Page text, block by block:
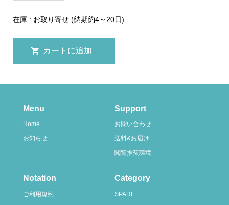
在庫 : お取り寄せ (納期約4～20日)
Menu
Home
お知らせ
Support
お問い合わせ
送料&お届け
閲覧推奨環境
Notation
ご利用規約
Category
SPARE